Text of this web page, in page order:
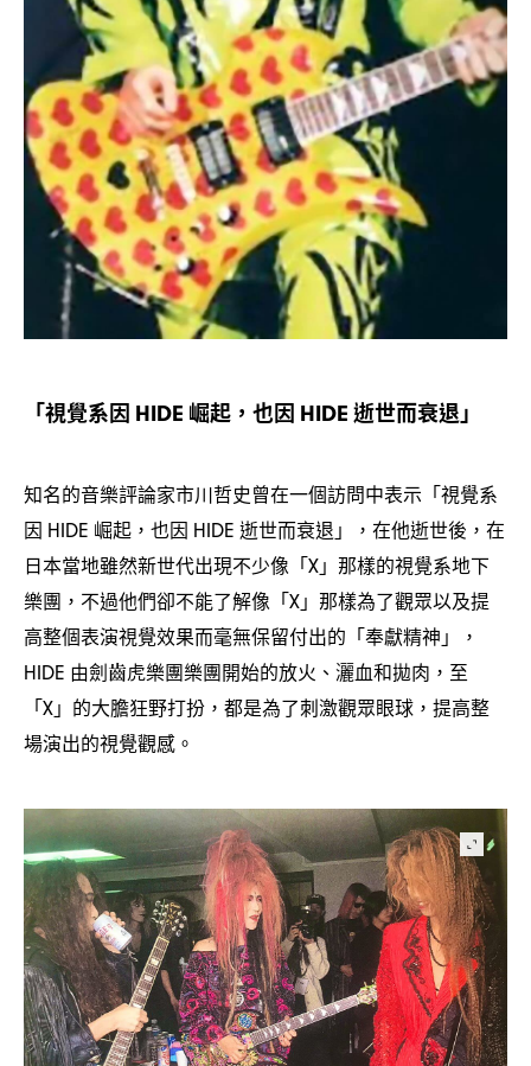
「視覺系因 HIDE 崛起 ， 也因 HIDE逝世而衰退」
知名的音樂評論家市川哲史曾在一個訪問中表示「視覺系
因 HIDE 崛起 ， 也因 HIDE 逝世而衰退」 ， 在他逝世後 ， 在
日本當地雖然新世代出現不少像「X」那樣的視覺系地下
樂團 ， 不過他們卻不能了解像「X」那樣為了觀眾以及提
高整個表演視覺效果而毫無保留付出的「奉獻精神」
，
HIDE 由劍齒虎樂團樂團開始的放火、灑血和拋肉 ， 至
「X」的大膽狂野打扮 ， 都是為了刺激觀眾眼球 ， 提高整
場演出的視覺觀感。